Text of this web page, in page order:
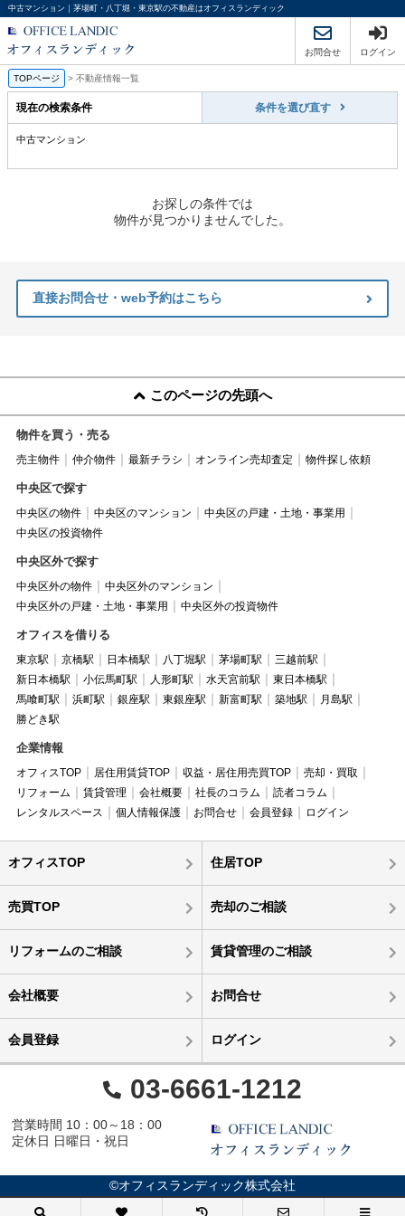
中古マンション｜茅場町・八丁堀・東京駅の不動産はオフィスランディック
お問合せ ログイン
TOPページ > 不動産情報一覧
現在の検索条件 条件を選び直す
中古マンション
お探しの条件では
物件が見つかりませんでした。
直接お問合せ・web予約はこちら
このページの先頭へ
物件を買う・売る
売主物件 仲介物件 最新チラシ オンライン売却査定 物件探し依頼
中央区で探す
中央区の物件 中央区のマンション
中央区の戸建・土地・事業用
中央区の投資物件
中央区外で探す
中央区外の物件
中央区外のマンション
中央区外の戸建・土地・事業用
中央区外の投資物件
オフィスを借りる
東京駅 京橋駅 日本橋駅 八丁堀駅 茅場町駅
三越前駅
新日本橋駅
小伝馬町駅 人形町駅 水天宮前駅
東日本橋駅
馬喰町駅
浜町駅 銀座駅 東銀座駅 新富町駅 築地駅
月島駅
勝どき駅
企業情報
オフィスTOP 居住用賃貸TOP 収益・居住用売買TOP
売却・買取
リフォーム
賃貸管理 会社概要 社長のコラム
読者コラム
レンタルスペース
個人情報保護 お問合せ 会員登録 ログイン
オフィスTOP 住居TOP
売買TOP 売却のご相談
リフォームのご相談 賃貸管理のご相談
会社概要 お問合せ
会員登録 ログイン
03-6661-1212
営業時間 10：00～18：00
定休日 日曜日・祝日
©オフィスランディック株式会社